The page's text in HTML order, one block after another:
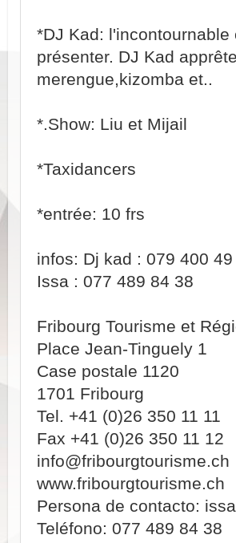
*DJ Kad:
présenter. DJ Kad
merengue,kizomba et..
*.Show: Liu et Mijail
*Taxidancers
*entrée: 10 frs
infos: Dj kad : 079 400 49
Issa : 077 489 84 38
Fribourg Tourisme et
Place Jean-Tinguely 1
Case postale 1120
1701 Fribourg
Tel. +41 (0)26 350 11 11
Fax +41 (0)26 350 11 12
info@fribourgtourisme.ch
www.fribourgtourisme.ch
Persona de contacto: issa
Teléfono: 077 489 84 38